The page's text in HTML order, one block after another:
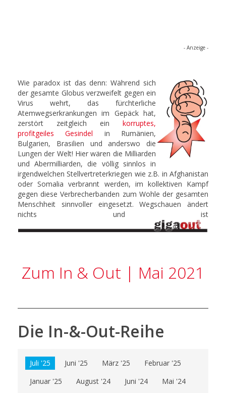
- Anzeige -
Wie paradox ist das denn: Während sich
der gesamte Globus verzweifelt gegen ein
Virus wehrt, das fürchterliche
Atemwegserkrankungen im Gepäck hat,
zerstört zeitgleich ein korruptes,
profitgeiles Gesindel in Rumänien,
Bulgarien, Brasilien und anderswo die
Lungen der Welt! Hier wären die Milliarden
und Abermilliarden, die völlig sinnlos in
irgendwelchen Stellvertreterkriegen wie z.B. in Afghanistan
oder Somalia verbrannt werden, im kollektiven Kampf
gegen diese Verbrecherbanden zum Wohle der gesamten
Menschheit sinnvoller eingesetzt. Wegschauen ändert
nichts und ist
Zum In & Out | Mai 2021
Die In-&-Out-Reihe
Juli '25 Juni '25 März '25
Februar '25
Januar '25
August '24 Juni '24
Mai '24